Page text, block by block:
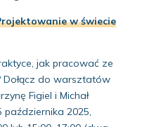
w świecie
jak pracować ze
Dołącz do warsztatów
Figiel i Michał
października 2025,